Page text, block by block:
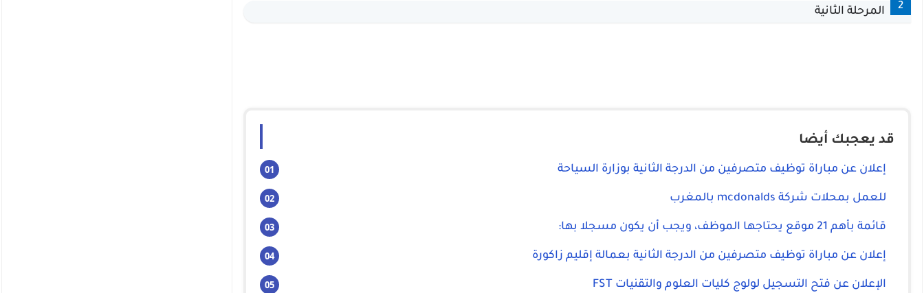
2 المرحلة الثانية
قد يعجبك أيضا
إعلان عن مباراة توظيف متصرفين من الدرجة الثانية بوزارة السياحة
للعمل بمحلات شركة mcdonalds بالمغرب
قائمة بأهم 21 موقع يحتاجها الموظف، ويجب أن يكون مسجلا بها:
إعلان عن مباراة توظيف متصرفين من الدرجة الثانية بعمالة إقليم زاكورة
الإعلان عن فتح التسجيل لولوج كليات العلوم والتقنيات FST